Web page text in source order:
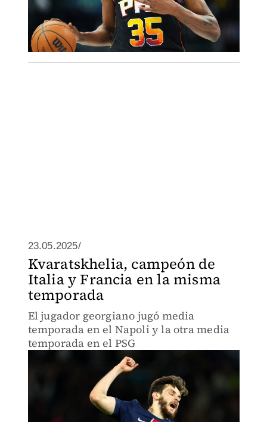
23.05.2025/
Kvaratskhelia, campeón de
Italia y Francia en la misma
temporada
El jugador georgiano jugó media
temporada en el Napoli y la otra media
temporada en el PSG